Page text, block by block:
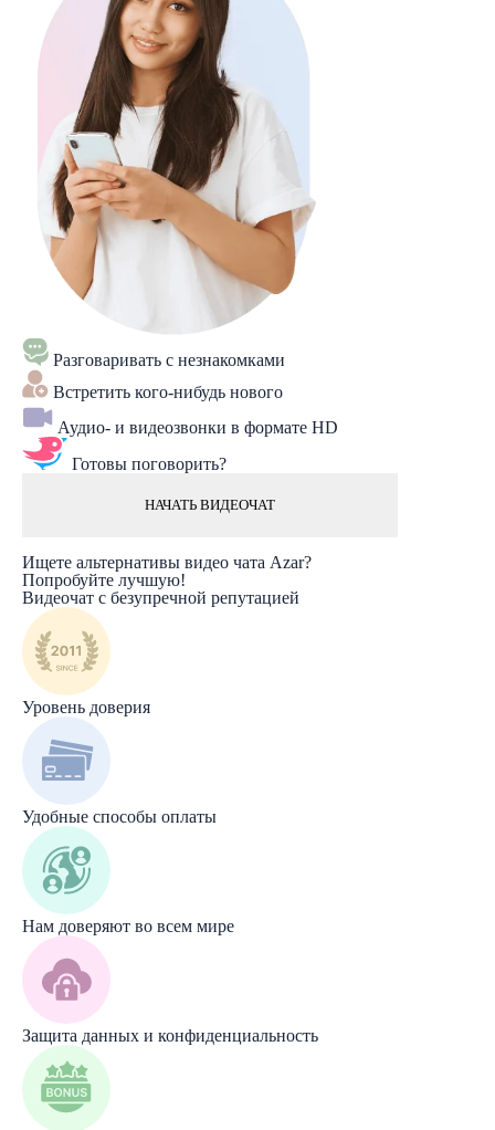
Разговаривать с незнакомками
Встретить кого-нибудь нового
Аудио- и видеозвонки в формате HD
Готовы поговорить?
НАЧАТЬ ВИДЕОЧАТ
Ищете альтернативы видео чата Azar?
Попробуйте лучшую!
Видеочат с безупречной репутацией
Уровень доверия
Удобные способы оплаты
Нам доверяют во всем мире
Защита данных и конфиденциальность